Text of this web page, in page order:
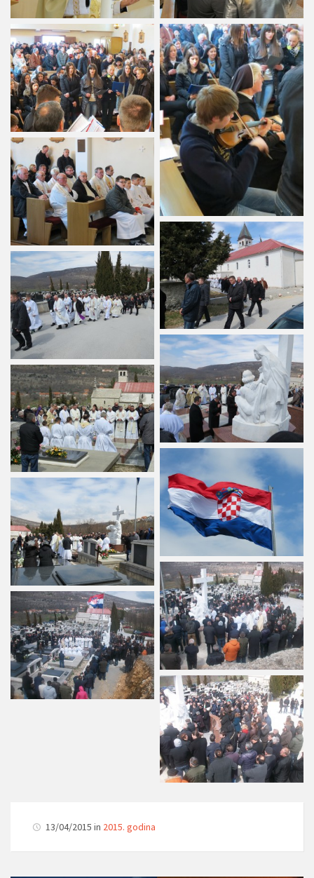
13/04/2015 in 2015. godina